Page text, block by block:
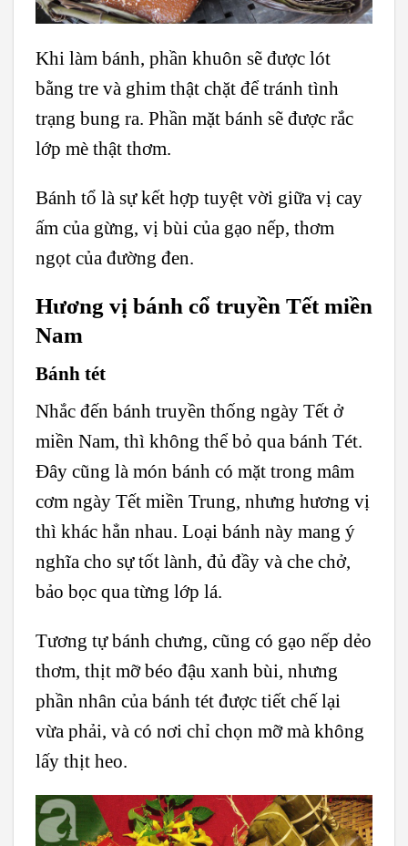
Khi làm bánh, phần khuôn sẽ được lót
bằng tre và ghim thật chặt để tránh tình
trạng bung ra. Phần mặt bánh sẽ được rắc
lớp mè thật thơm.
Bánh tổ là sự kết hợp tuyệt vời giữa vị cay
ấm của gừng, vị bùi của gạo nếp, thơm
ngọt của đường đen.
Hương vị bánh cổ truyền Tết miền
Nam
Bánh tét
Nhắc đến bánh truyền thống ngày Tết ở
miền Nam, thì không thể bỏ qua bánh Tét.
Đây cũng là món bánh có mặt trong mâm
cơm ngày Tết miền Trung, nhưng hương vị
thì khác hẳn nhau. Loại bánh này mang ý
nghĩa cho sự tốt lành, đủ đầy và che chở,
bảo bọc qua từng lớp lá.
Tương tự bánh chưng, cũng có gạo nếp dẻo
thơm, thịt mỡ béo đậu xanh bùi, nhưng
phần nhân của bánh tét được tiết chế lại
vừa phải, và có nơi chỉ chọn mỡ mà không
lấy thịt heo.